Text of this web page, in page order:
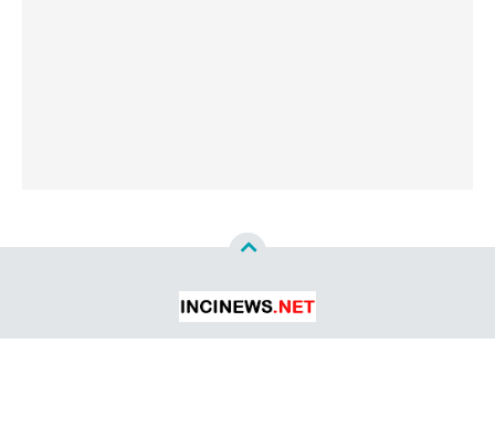
Copyright ©2026Incinews.net™